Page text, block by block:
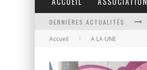
DERNIÈRES ACTUALITÉS
Accueil A LA UNE